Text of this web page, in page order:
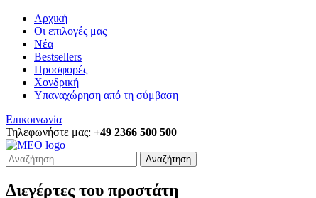
Αρχική
Οι επιλογές μας
Νέα
Bestsellers
Προσφορές
Χονδρική
Υπαναχώρηση από τη σύμβαση
Επικοινωνία
Τηλεφωνήστε μας: +49 2366 500 500
Αναζήτηση
Διεγέρτες του προστάτη